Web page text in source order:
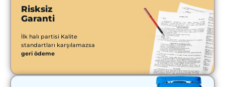
Risksiz
Garanti
İlk halı partisi Kalite
standartları karşılamazsa
geri ödeme